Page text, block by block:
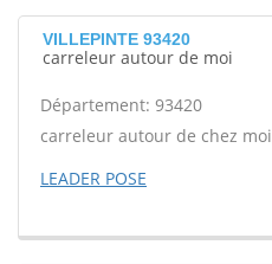
VILLEPINTE 93420
carreleur autour de moi
Département: 93420
carreleur autour de chez moi
LEADER POSE